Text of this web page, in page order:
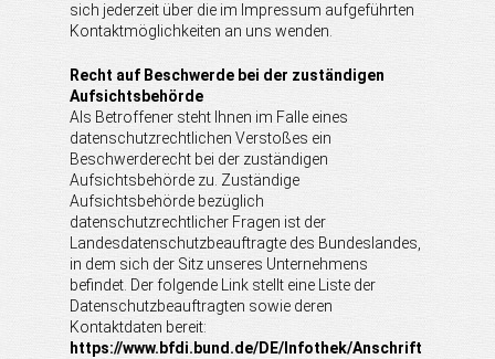
sich jederzeit über die im Impressum aufgeführten
Kontaktmöglichkeiten an uns wenden.
Recht auf Beschwerde bei der zuständigen
Aufsichtsbehörde
Als Betroffener steht Ihnen im Falle eines
datenschutzrechtlichen Verstoßes ein
Beschwerderecht bei der zuständigen
Aufsichtsbehörde zu. Zuständige
Aufsichtsbehörde bezüglich
datenschutzrechtlicher Fragen ist der
Landesdatenschutzbeauftragte des Bundeslandes,
in dem sich der Sitz unseres Unternehmens
befindet. Der folgende Link stellt eine Liste der
Datenschutzbeauftragten sowie deren
Kontaktdaten bereit:
https://www.bfdi.bund.de/DE/Infothek/Anschrift